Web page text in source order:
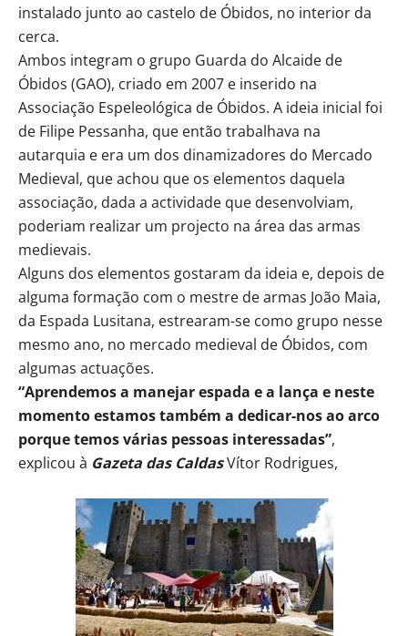
instalado junto ao castelo de Óbidos, no interior da
cerca.
Ambos integram o grupo Guarda do Alcaide de
Óbidos (GAO), criado em 2007 e inserido na
Associação Espeleológica de Óbidos. A ideia inicial foi
de Filipe Pessanha, que então trabalhava na
autarquia e era um dos dinamizadores do Mercado
Medieval, que achou que os elementos daquela
associação, dada a actividade que desenvolviam,
poderiam realizar um projecto na área das armas
medievais.
Alguns dos elementos gostaram da ideia e, depois de
alguma formação com o mestre de armas João Maia,
da Espada Lusitana, estrearam-se como grupo nesse
mesmo ano, no mercado medieval de Óbidos, com
algumas actuações.
“Aprendemos a manejar espada e a lança e neste
momento estamos também a dedicar-nos ao arco
porque temos várias pessoas interessadas”,
explicou à Gazeta das CaldasVítor Rodrigues,